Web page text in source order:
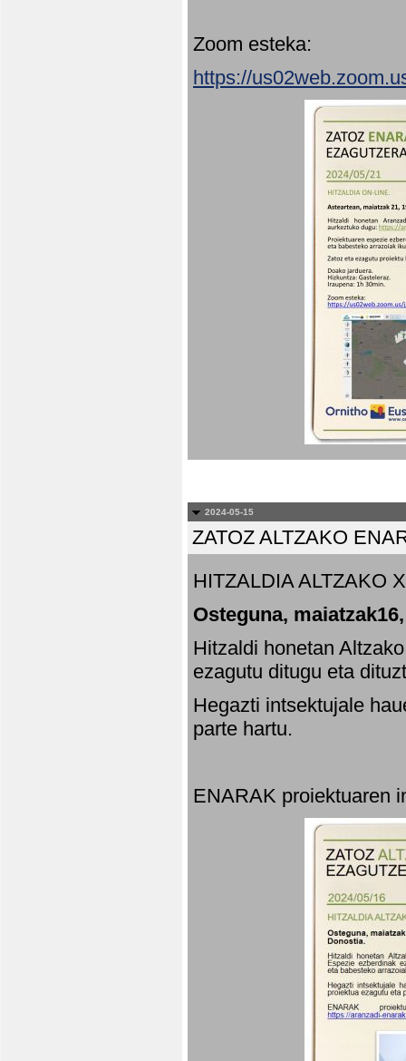
Zoom esteka:
https://
2024-05-15
ZATOZ ALTZAKO
HITZALDIA ALTZAKO
Osteguna,
Hitzaldi honetan
ezagutu ditugu eta
Hegazti intsektujale
parte hartu.
ENARAK proiektuaren